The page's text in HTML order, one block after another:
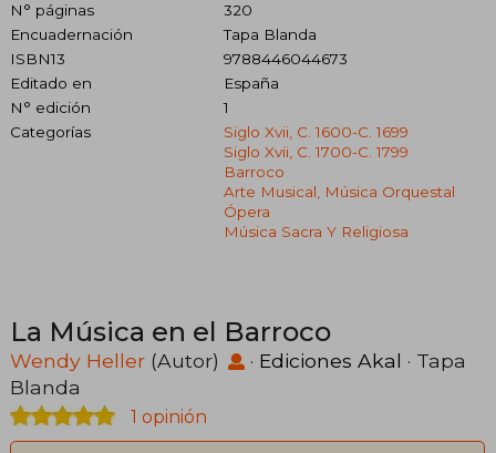
N° páginas
320
Encuadernación
Tapa Blanda
ISBN13
9788446044673
Editado en
España
N° edición
1
Categorías
Siglo Xvii, C. 1600-C. 1699
Siglo Xvii, C. 1700-C. 1799
Barroco
Arte Musical, Música Orquestal
Ópera
Música Sacra Y Religiosa
La Música en el Barroco
Wendy Heller (Autor) · Ediciones Akal · Tapa
Blanda
1 opinión